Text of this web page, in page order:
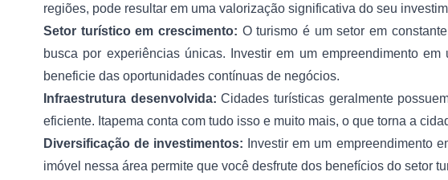
regiões, pode resultar em uma valorização significativa do seu
Setor turístico em crescimento: O turismo é um setor em
busca por experiências únicas. Investir em um empreendimento
beneficie das oportunidades contínuas de negócios.
Infraestrutura desenvolvida:Cidades turísticas geralmente
eficiente. Itapema conta com tudo isso e muito mais, o que torna a
Diversificação de investimentos: Investir em um empreendimento
imóvel nessa área permite que você desfrute dos benefícios do setor